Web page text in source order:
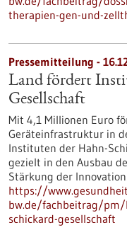
therapien-gen-und-
Pressemitteilung -
Land fördert
Gesellschaft
Mit 4,1 Millionen Euro
Geräteinfrastruktur in
Instituten der Hahn-
gezielt in den Ausbau
Stärkung der
https://
bw.de/fachbeitrag/
schickard-gesellschaft